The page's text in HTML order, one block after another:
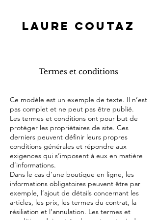
LAURE COUTAZ
Termes et conditions
Ce modèle est un exemple de texte. Il n’est
pas complet et ne peut pas être publié.
Les termes et conditions ont pour but de
protéger les propriétaires de site. Ces
derniers peuvent définir leurs propres
conditions générales et répondre aux
exigences qui s’imposent à eux en matière
d’informations.
Dans le cas d’une boutique en ligne, les
informations obligatoires peuvent être par
exemple, l’ajout de détails concernant les
articles, les prix, les termes du contrat, la
résiliation et l’annulation. Les termes et